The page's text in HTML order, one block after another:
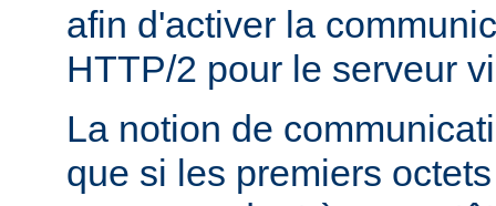
afin d'activer la
HTTP/2 pour le serveur
La notion de
que si les premiers